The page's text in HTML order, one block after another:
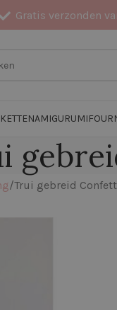
Gratis verzonden
AMIGURUMI
Trui gebreid